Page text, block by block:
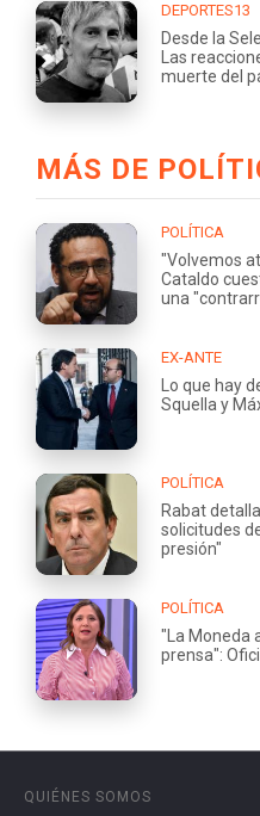
DEPORTES13
Desde la
Las
muerte del
MÁS DE
POLÍTICA
"Volvemos
Cataldo
una
EX-ANTE
Lo que hay
Squella y
POLÍTICA
Rabat
solicitudes
presión"
POLÍTICA
"La Moneda
prensa":
QUIÉNES SOMOS